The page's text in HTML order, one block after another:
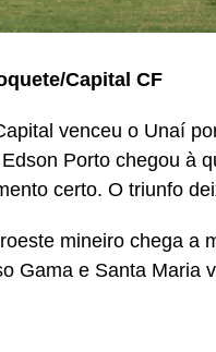
Capital CF
venceu o Unaí
Porto chegou à
certo. O triunfo
mineiro chega a
Gama e Santa Maria